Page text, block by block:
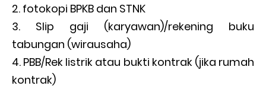
fotokopi BPKB dan STNK
Slip gaji (karyawan)/rekening buku
tabungan (wirausaha)
PBB/Rek listrik atau bukti kontrak (jika rumah
kontrak)